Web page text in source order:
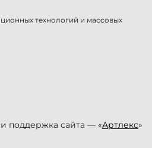
технологий и массовых
поддержка сайта — «Артлекс»